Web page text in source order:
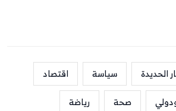
الحديدة سياسة
اقتصاد
صحة
رياضة